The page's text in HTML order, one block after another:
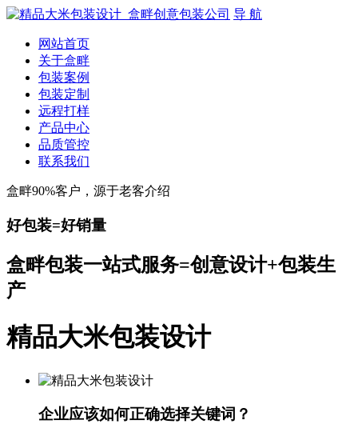
导 航
网站首页
关于盒畔
包装案例
包装定制
远程打样
产品中心
品质管控
联系我们
盒畔90%客户，源于老客介绍
好包装=好销量
盒畔包装一站式服务=创意设计+包装生
产
精品大米包装设计
企业应该如何正确选择关键词？